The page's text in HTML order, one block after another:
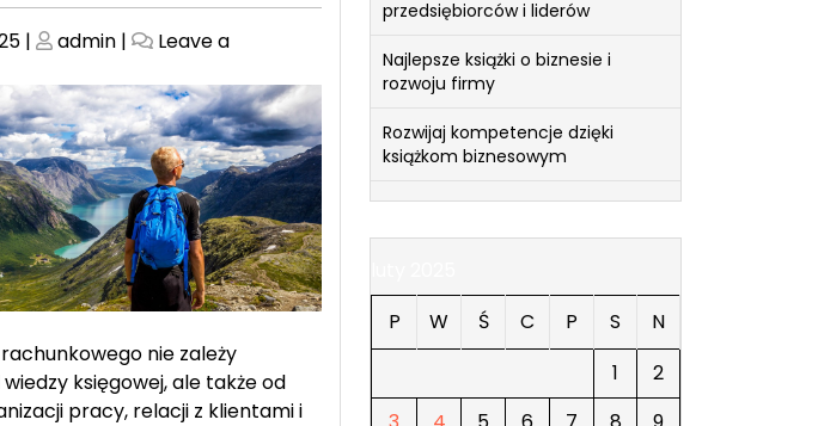
| Posted
admin|
Leave a
nie zależy
księgowej, ale także od
pracy, relacji z klientami i
przedsiębiorców i liderów
Najlepsze książki o biznesie i
rozwoju firmy
Rozwijaj kompetencje dzięki
książkom biznesowym
P
W Ś C P S
N
1
2